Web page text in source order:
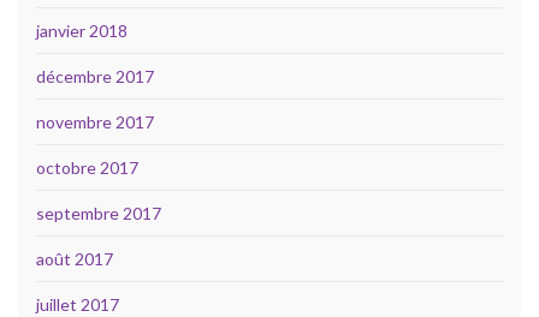
janvier 2018
décembre 2017
novembre 2017
octobre 2017
septembre 2017
août 2017
juillet 2017